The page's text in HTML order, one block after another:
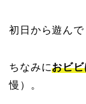
初日から遊んで
ちなみにおビ
慢）。